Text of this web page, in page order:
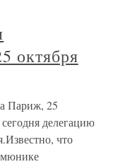
октября
Париж, 25
делегацию
что